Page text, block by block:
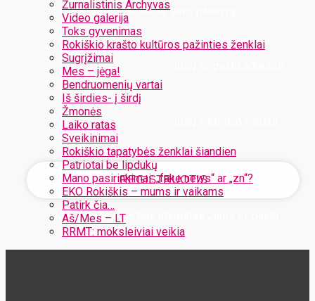
Žurnalistinis Archyvas
Video galerija
Toks gyvenimas
Rokiškio krašto kultūros pažinties ženklai
Sugrįžimai
Mes – jėga!
Bendruomenių vartai
Iš širdies- į širdį
Žmonės
Laiko ratas
Sveikinimai
Rokiškio tapatybės ženklai šiandien
Patriotai be lipdukų
Mano pasirinkimai: „fake news“ ar „zn“?
EKO Rokiškis – mums ir vaikams
Patirk čia…
Aš/Mes – LT
RRMT: moksleiviai veikia
Užregistruokite savo paskyrą
Jūsų slaptažodis bus atsiųstas Jums el. paštu